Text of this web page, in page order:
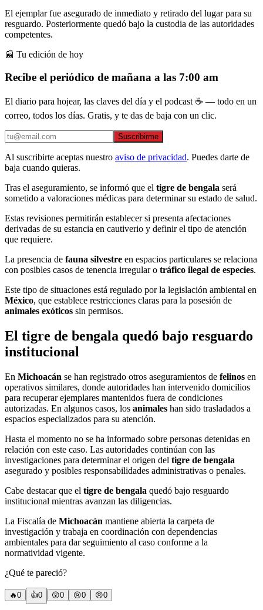
El ejemplar fue asegurado de inmediato y retirado del lugar para su
resguardo. Posteriormente quedó bajo la custodia de las autoridades
competentes.
📰 Tu edición de hoy
Recibe el periódico de mañana a las 7:00 am
El diario para hojear, las claves del día y el podcast ☕ — todo en un
correo, todos los días. Gratis, y te das de baja con un clic.
Suscribirme
Al suscribirte aceptas nuestro aviso de privacidad. Puedes darte de
baja cuando quieras.
Tras el aseguramiento, se informó que el tigre de bengala será
sometido a valoraciones médicas para determinar su estado de salud.
Estas revisiones permitirán establecer si presenta afectaciones
derivadas de su estancia en cautiverio y definir el tipo de atención
que requiere.
La presencia de fauna silvestre en espacios particulares se relaciona
con posibles casos de tenencia irregular o tráfico ilegal de especies.
Este tipo de situaciones está regulado por la legislación ambiental en
México, que establece restricciones claras para la posesión de
animales exóticos sin permisos.
El tigre de bengala quedó bajo resguardo
institucional
En Michoacán se han registrado otros aseguramientos de felinos en
operativos similares, donde autoridades han intervenido domicilios
para recuperar ejemplares mantenidos fuera de condiciones
autorizadas. En algunos casos, los animales han sido trasladados a
espacios especializados para su atención.
Hasta el momento no se ha informado sobre personas detenidas en
relación con este caso. Las autoridades continúan con las
investigaciones para determinar el origen del tigre de bengala
asegurado y posibles responsabilidades administrativas o penales.
Cabe destacar que el tigre de bengala quedó bajo resguardo
institucional mientras avanzan las diligencias.
La Fiscalía de Michoacán mantiene abierta la carpeta de
investigación y trabaja en coordinación con dependencias
ambientales para dar seguimiento al caso conforme a la
normatividad vigente.
¿Qué te pareció?
🔥0 👍0 😲0 😢0 😠0